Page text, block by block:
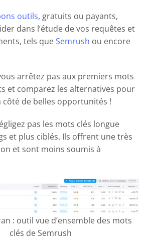
outils, gratuits ou payants,
dans l’étude de vos requêtes et
tels queSemrush ou encore
arrêtez pas aux premiers mots
et comparez les alternatives pour
côté de belles opportunités !
pas les mots clés longue
et plus ciblés. Ils offrent une très
et sont moins soumis à
: outil vue d’ensemble des mots
clés de Semrush